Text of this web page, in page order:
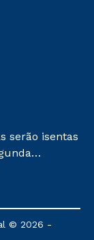
serão isentas
será de R$
Ensino
© 2026 -